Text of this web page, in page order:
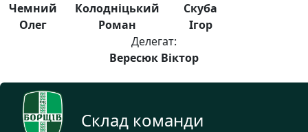
Чемний
Олег
Колодніцький
Роман
Скуба
Ігор
Делегат:
Вересюк Віктор
Склад команди